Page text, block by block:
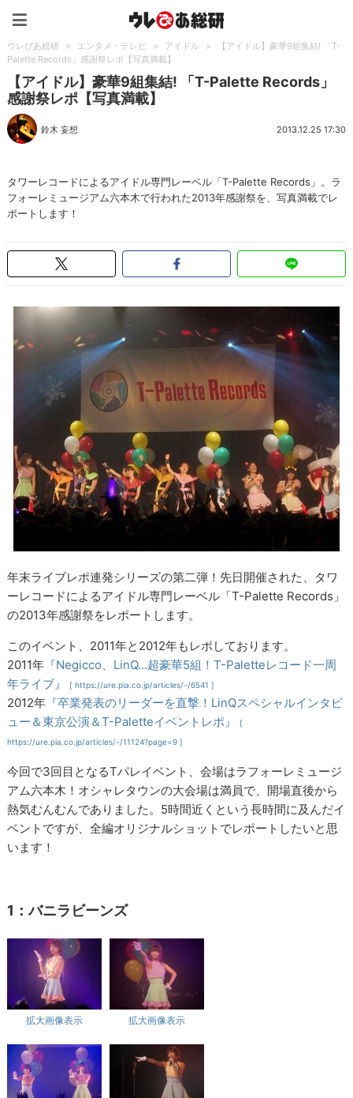
ウレぴあ総研 > エンタメ・テレビ > アイドル >
【アイドル】豪華9組集結! 「T-
Palette Records」感謝祭レポ【写真満載】
【アイドル】豪華9組集結! 「T-Palette Records」
感謝祭レポ【写真満載】
鈴木 妄想 2013.12.25 17:30
タワーレコードによるアイドル専門レーベル「T-Palette Records」。ラ
フォーレミュージアム六本木で行われた2013年感謝祭を、写真満載でレ
ポートします！
年末ライブレポ連発シリーズの第二弾！先日開催された、タワ
ーレコードによるアイドル専門レーベル「T-Palette Records」
の2013年感謝祭をレポートします。
このイベント、2011年と2012年もレポしております。
2011年 『Negicco、LinQ…超豪華5組！T-Paletteレコード一周
年ライブ』
[ https://ure.pia.co.jp/articles/-/6541 ]
2012年 『卒業発表のリーダーを直撃！LinQスペシャルインタビ
ュー＆東京公演＆T-Paletteイベントレポ』
[
https://ure.pia.co.jp/articles/-/11124?page=9 ]
今回で3回目となるTパレイベント、会場はラフォーレミュージ
アム六本木！オシャレタウンの大会場は満員で、開場直後から
熱気むんむんでありました。5時間近くという長時間に及んだイ
ベントですが、全編オリジナルショットでレポートしたいと思
います！
1：バニラビーンズ
拡大画像表示 拡大画像表示